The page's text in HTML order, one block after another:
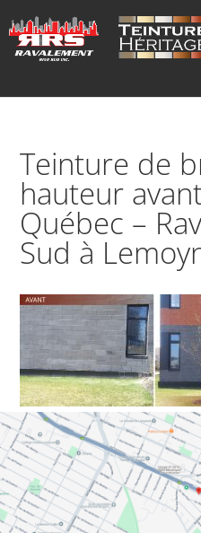
Teinture de
hauteur
Québec –
Sud à